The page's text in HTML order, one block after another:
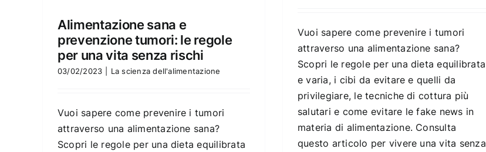
Alimentazione sana e
prevenzione tumori: le regole
per una vita senza rischi
03/02/2023 La scienza dell'alimentazione
Vuoi sapere come prevenire i tumori
attraverso una alimentazione sana?
Scopri le regole per una dieta equilibrata
Vuoi sapere come prevenire i tumori
attraverso una alimentazione sana?
Scopri le regole per una dieta equilibrata
e varia, i cibi da evitare e quelli da
privilegiare, le tecniche di cottura più
salutari e come evitare le fake news in
materia di alimentazione. Consulta
questo articolo per vivere una vita senza